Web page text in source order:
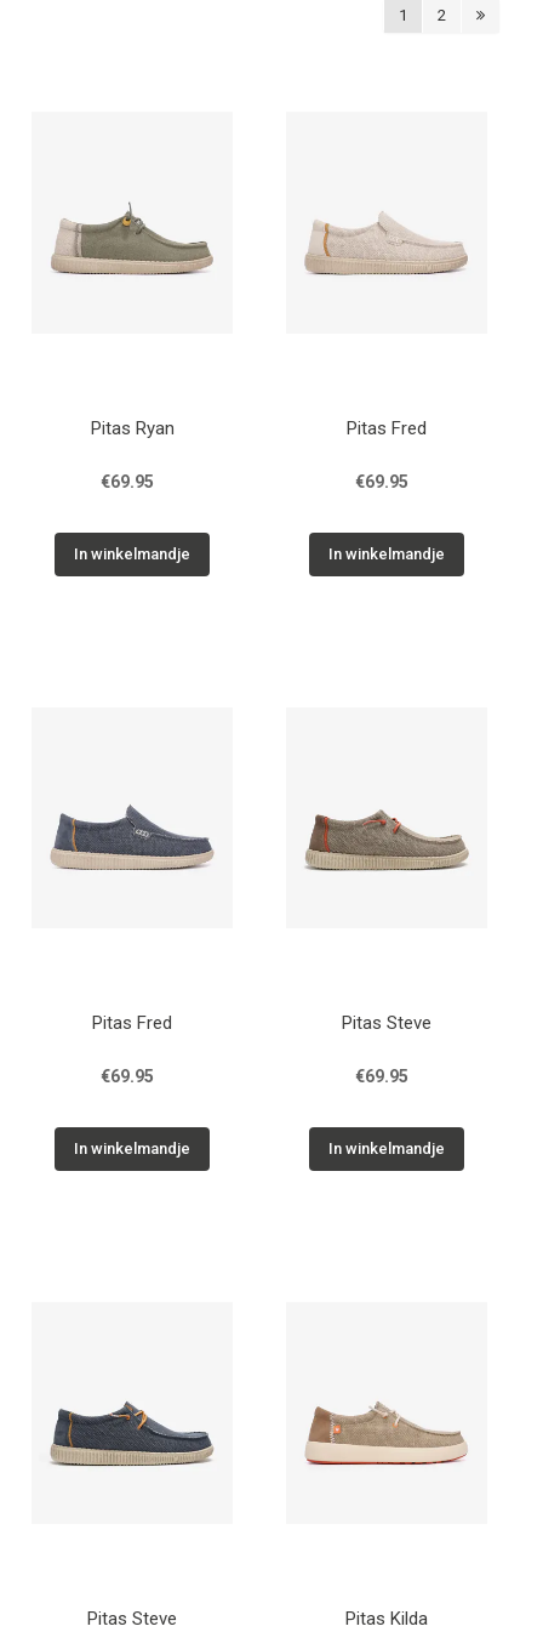
1 2
Pitas Ryan
€69.95
In winkelmandje
Pitas Fred
€69.95
In winkelmandje
Pitas Fred
€69.95
In winkelmandje
Pitas Steve
€69.95
In winkelmandje
Pitas Steve Pitas Kilda